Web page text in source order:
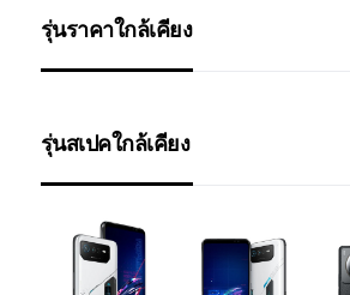
รุ่นราคาใกล้เคียง
รุ่นสเปคใกล้เคียง